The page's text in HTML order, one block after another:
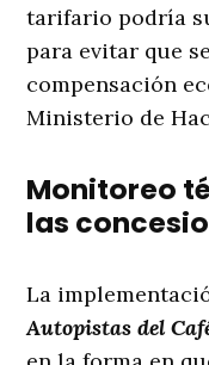
tarifario podría
para evitar que
compensación
Ministerio de
Monitoreo
las
La
Autopistas del